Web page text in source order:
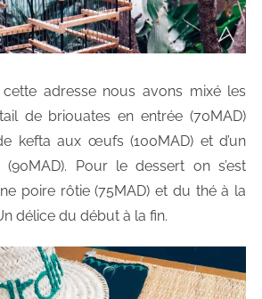
cette adresse nous avons mixé les
de briouates en entrée (70MAD)
kefta aux œufs (100MAD) et d’un
Pour le dessert on s’est
poire rôtie (75MAD) et du thé à la
délice du début à la fin.